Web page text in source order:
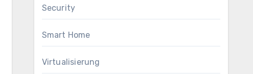
Security
Smart Home
Virtualisierung